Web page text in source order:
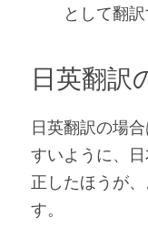
として翻
日英翻訳
日英翻訳の場
すいように、
正したほうが
す。